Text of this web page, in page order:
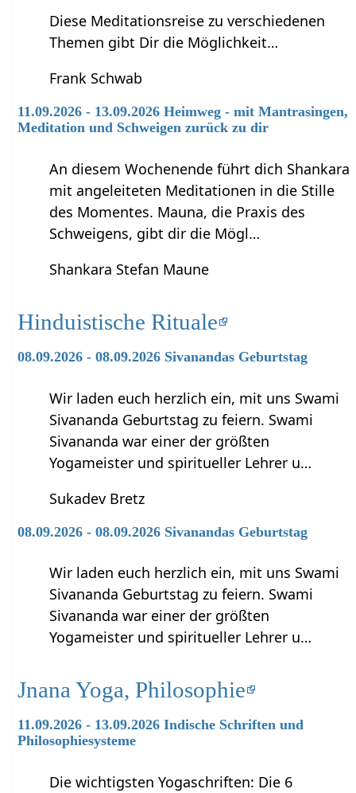
Diese Meditationsreise zu verschiedenen
Themen gibt Dir die Möglichkeit…
Frank Schwab
11.09.2026 - 13.09.2026 Heimweg - mit Mantrasingen,
Meditation und Schweigen zurück zu dir
An diesem Wochenende führt dich Shankara
mit angeleiteten Meditationen in die Stille
des Momentes. Mauna, die Praxis des
Schweigens, gibt dir die Mögl…
Shankara Stefan Maune
Hinduistische Rituale
08.09.2026 - 08.09.2026 Sivanandas Geburtstag
Wir laden euch herzlich ein, mit uns Swami
Sivananda Geburtstag zu feiern. Swami
Sivananda war einer der größten
Yogameister und spiritueller Lehrer u…
Sukadev Bretz
08.09.2026 - 08.09.2026 Sivanandas Geburtstag
Wir laden euch herzlich ein, mit uns Swami
Sivananda Geburtstag zu feiern. Swami
Sivananda war einer der größten
Yogameister und spiritueller Lehrer u…
Jnana Yoga, Philosophie
11.09.2026 - 13.09.2026 Indische Schriften und
Philosophiesysteme
Die wichtigsten Yogaschriften: Die 6